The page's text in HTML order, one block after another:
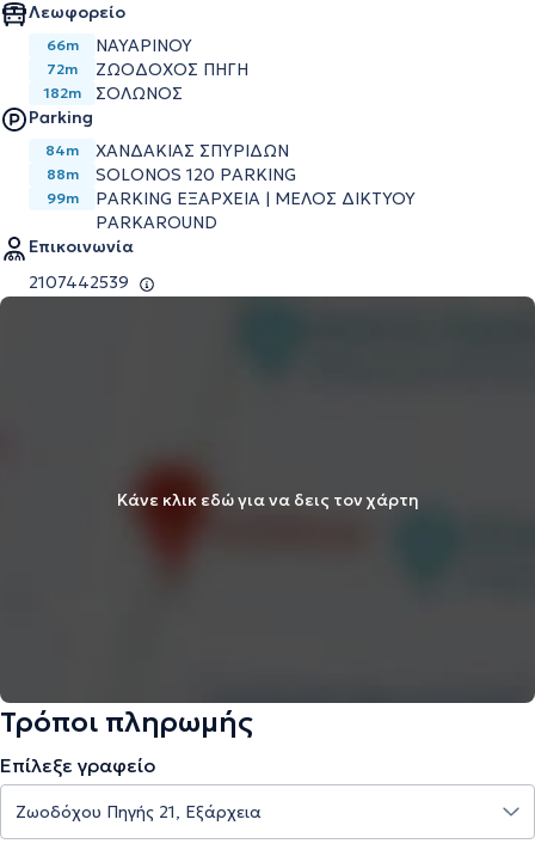
Λεωφορείο
66m ΝΑΥΑΡΙΝΟΥ
72m ΖΩΟΔΟΧΟΣ ΠΗΓΗ
182m
ΣΟΛΩΝΟΣ
Parking
84m ΧΑΝΔΑΚΙΑΣ ΣΠΥΡΙΔΩΝ
88m SOLONOS 120 PARKING
99m
PARKING ΕΞΑΡΧΕΙΑ | ΜΕΛΟΣ ΔΙΚΤΥΟΥ
PARKAROUND
Επικοινωνία
2107442539
Κάνε κλικ εδώ για να δεις τον χάρτη
Τρόποι πληρωμής
Επίλεξε γραφείο